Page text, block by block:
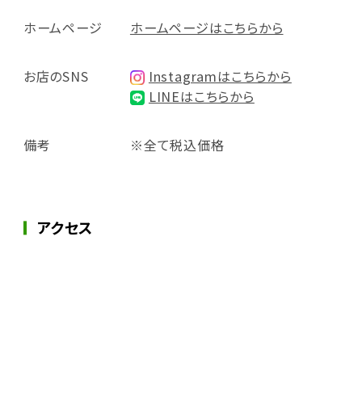
ホームページ ホームページはこちらから
お店のSNS
Instagramはこちらから
LINEはこちらから
備考 ※全て税込価格
アクセス